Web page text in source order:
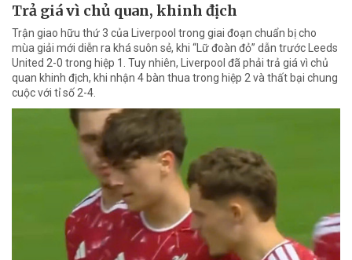
Trả giá vì chủ quan, khinh địch
Trận giao hữu thứ 3 của Liverpool trong giai đoạn chuẩn bị cho
mùa giải mới diễn ra khá suôn sẻ, khi “Lữ đoàn đỏ” dẫn trước Leeds
United 2-0 trong hiệp 1. Tuy nhiên, Liverpool đã phải trả giá vì chủ
quan khinh địch, khi nhận 4 bàn thua trong hiệp 2 và thất bại chung
cuộc với tỉ số 2-4.